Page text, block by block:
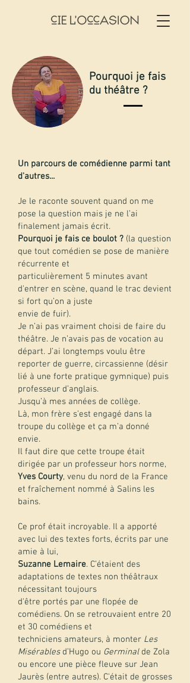
Pourquoi je fais
du théâtre ?
Un parcours de comédienne parmi tant
d'autres...
Je le raconte souvent quand on me
pose la question mais je ne l’ai
finalement jamais écrit.
Pourquoi je fais ce boulot ? (la question
que tout comédien se pose de manière
récurrente et
particulièrement 5 minutes avant
d'entrer en scène, quand le trac devient
si fort qu’on a juste
envie de fuir).
Je n’ai pas vraiment choisi de faire du
théâtre. Je n’avais pas de vocation au
départ. J’ai longtemps voulu être
reporter de guerre, circassienne (désir
lié à une forte pratique gymnique) puis
professeur d’anglais.
Jusqu’à mes années de collège.
Là, mon frère s’est engagé dans la
troupe du collège et ça m’a donné
envie.
Il faut dire que cette troupe était
dirigée par un professeur hors norme,
Yves Courty, venu du nord de la France
et fraîchement nommé à Salins les
bains.
Ce prof était incroyable. Il a apporté
avec lui des textes forts, écrits par une
amie à lui,
Suzanne Lemaire. C’étaient des
adaptations de textes non théâtraux
nécessitant toujours
d'être portés par une flopée de
comédiens. On se retrouvaient entre 20
et 30 comédiens et
techniciens amateurs, à monter Les
Misérablesd’Hugo ou Germinalde Zola
ou encore une pièce fleuve sur Jean
Jaurès (entre autres). C'était de grosses